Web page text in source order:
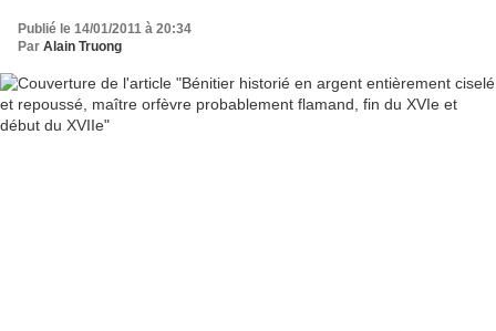
Publié le 14/01/2011 à 20:34
Par Alain Truong